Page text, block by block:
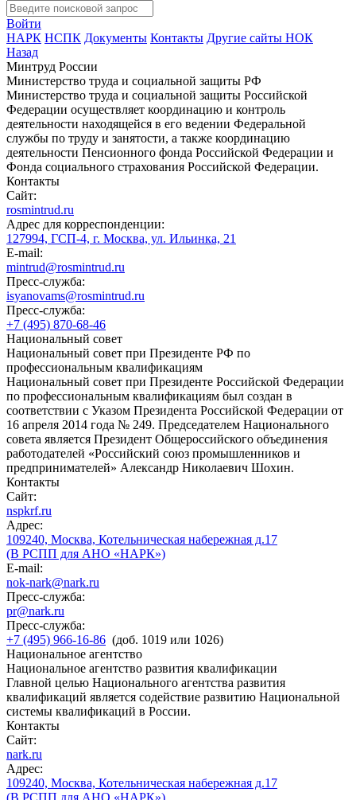
Войти
НАРК НСПК Документы Контакты Другие сайты НОК
Назад
Минтруд России
Министерство труда и социальной защиты РФ
Министерство труда и социальной защиты Российской
Федерации осуществляет координацию и контроль
деятельности находящейся в его ведении Федеральной
службы по труду и занятости, а также координацию
деятельности Пенсионного фонда Российской Федерации и
Фонда социального страхования Российской Федерации.
Контакты
Сайт:
rosmintrud.ru
Адрес для корреспонденции:
127994, ГСП-4, г. Москва, ул. Ильинка, 21
E-mail:
mintrud@rosmintrud.ru
Пресс-служба:
isyanovams@rosmintrud.ru
Пресс-служба:
+7 (495) 870-68-46
Национальный совет
Национальный совет при Президенте РФ по
профессиональным квалификациям
Национальный совет при Президенте Российской Федерации
по профессиональным квалификациям был создан в
соответствии с Указом Президента Российской Федерации от
16 апреля 2014 года № 249. Председателем Национального
совета является Президент Общероссийского объединения
работодателей «Российский союз промышленников и
предпринимателей» Александр Николаевич Шохин.
Контакты
Сайт:
nspkrf.ru
Адрес:
109240, Москва, Котельническая набережная д.17
(В РСПП для АНО «НАРК»)
E-mail:
nok-nark@nark.ru
Пресс-служба:
pr@nark.ru
Пресс-служба:
+7 (495) 966-16-86 (доб. 1019 или 1026)
Национальное агентство
Национальное агентство развития квалификации
Главной целью Национального агентства развития
квалификаций является содействие развитию Национальной
системы квалификаций в России.
Контакты
Сайт:
nark.ru
Адрес:
109240, Москва, Котельническая набережная д.17
(В РСПП для АНО «НАРК»)